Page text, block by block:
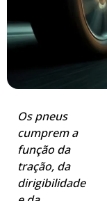
Os pneus
cumprem a
função da
tração, da
dirigibilidade